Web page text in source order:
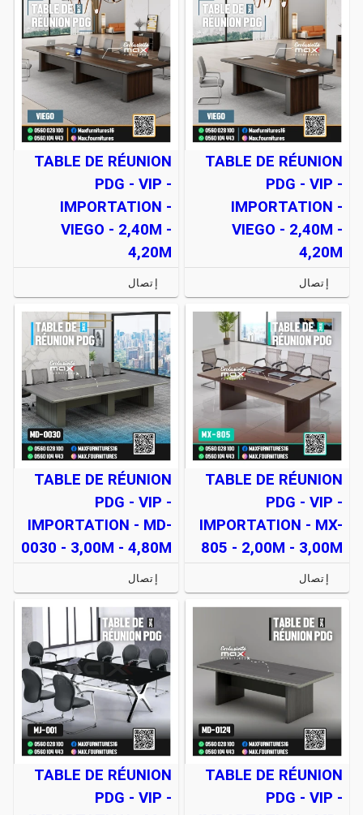
TABLE DE RÉUNION
PDG - VIP -
IMPORTATION -
VIEGO - 2,40M -
4,20M
إتصال
TABLE DE RÉUNION
PDG - VIP -
IMPORTATION -
VIEGO - 2,40M -
4,20M
إتصال
TABLE DE RÉUNION
PDG - VIP -
IMPORTATION - MX-
805 - 2,00M - 3,00M
إتصال
TABLE DE RÉUNION
PDG - VIP -
IMPORTATION - MD-
0030 - 3,00M - 4,80M
إتصال
TABLE DE RÉUNION
PDG - VIP -
TABLE DE RÉUNION
PDG - VIP -